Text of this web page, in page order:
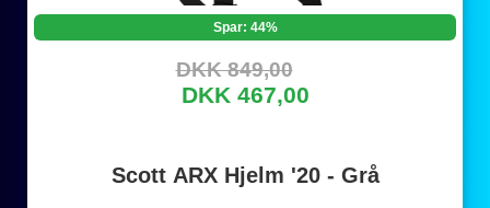
Spar: 44%
DKK 849,00
DKK 467,00
Scott ARX Hjelm '20 - Grå